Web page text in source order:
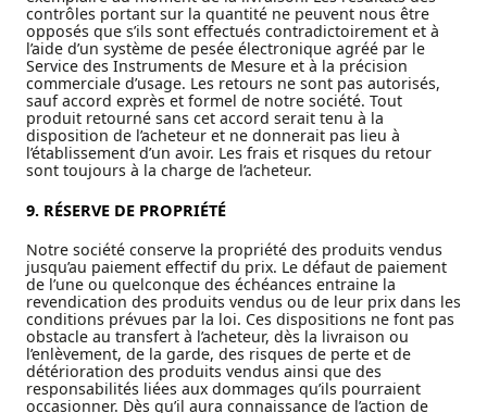
contrôles portant sur la quantité ne peuvent nous être
opposés que s’ils sont effectués contradictoirement et à
l’aide d’un système de pesée électronique agréé par le
Service des Instruments de Mesure et à la précision
commerciale d’usage. Les retours ne sont pas autorisés,
sauf accord exprès et formel de notre société. Tout
produit retourné sans cet accord serait tenu à la
disposition de l’acheteur et ne donnerait pas lieu à
l’établissement d’un avoir. Les frais et risques du retour
sont toujours à la charge de l’acheteur.
9. RÉSERVE DE PROPRIÉTÉ
Notre société conserve la propriété des produits vendus
jusqu’au paiement effectif du prix. Le défaut de paiement
de l’une ou quelconque des échéances entraine la
revendication des produits vendus ou de leur prix dans les
conditions prévues par la loi. Ces dispositions ne font pas
obstacle au transfert à l’acheteur, dès la livraison ou
l’enlèvement, de la garde, des risques de perte et de
détérioration des produits vendus ainsi que des
responsabilités liées aux dommages qu’ils pourraient
occasionner. Dès qu’il aura connaissance de l’action de